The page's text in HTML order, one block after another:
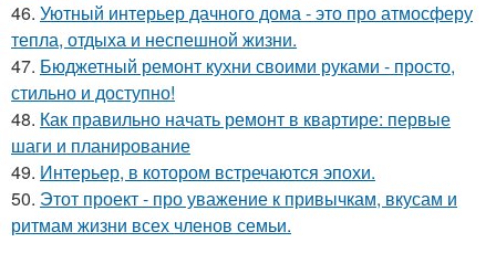
46. Уютный интерьер дачного дома - это про атмосферу
тепла, отдыха и неспешной жизни.
47. Бюджетный ремонт кухни своими руками - просто,
стильно и доступно!
48. Как правильно начать ремонт в квартире: первые
шаги и планирование
49. Интерьер, в котором встречаются эпохи.
50. Этот проект - про уважение к привычкам, вкусам и
ритмам жизни всех членов семьи.